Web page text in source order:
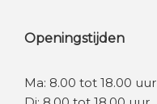
Openingstijden
Ma: 8.00 tot 18.00 uur